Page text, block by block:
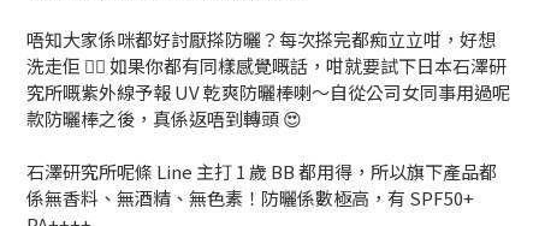
唔知大家係咪都好討厭搽防曬？每次搽完都痴立立咁，好想
洗走佢 😵‍💫 如果你都有同樣感覺嘅話，咁就要試下日本石澤研
究所嘅紫外線予報 UV 乾爽防曬棒喇～自從公司女同事用過呢
款防曬棒之後，真係返唔到轉頭 😍
石澤研究所呢條 Line 主打 1 歲 BB 都用得，所以旗下產品都
係無香料、無酒精、無色素！防曬係數極高，有 SPF50+